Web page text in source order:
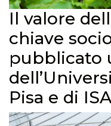
Il valore
chiave
pubblicato
Pisa e di